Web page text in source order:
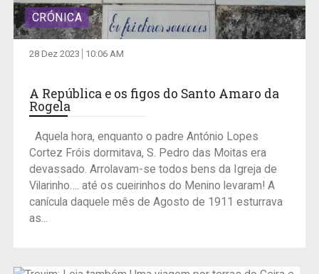
CRÓNICA
28 Dez 2023 10:06 AM
A República e os figos do Santo Amaro da
Rogela
Aquela hora, enquanto o padre António Lopes
Cortez Fróis dormitava, S. Pedro das Moitas era
devassado. Arrolavam-se todos bens da Igreja de
Vilarinho…. até os cueirinhos do Menino levaram! A
canícula daquele mês de Agosto de 1911 esturrava
as...